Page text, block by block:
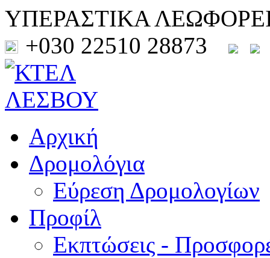
ΥΠΕΡΑΣΤΙΚΑ
+030 22510 28873
Αρχική
Δρομολόγια
Εύρεση Δρομολογίων
Προφίλ
Εκπτώσεις -